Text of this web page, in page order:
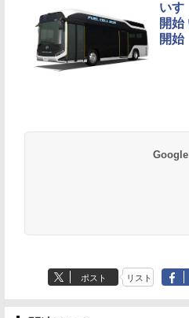
いす
開始
開始
Google
ポスト リスト